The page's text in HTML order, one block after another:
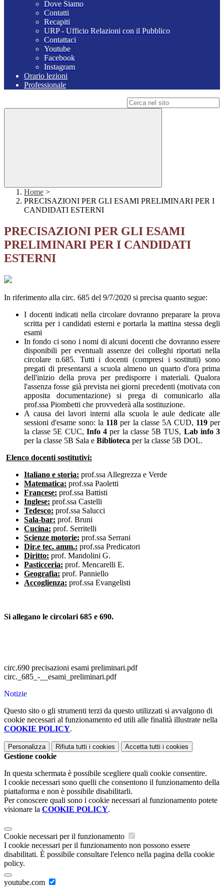
Dove Siamo
Contatti
Recapiti
URP - Ufficio Relazioni con il Pubblico
Contattaci
Youtube
Facebook
Instagram
Orario lezioni
Professionale
Home >
PRECISAZIONI PER GLI ESAMI PRELIMINARI PER I
CANDIDATI ESTERNI
PRECISAZIONI PER GLI ESAMI
PRELIMINARI PER I CANDIDATI
ESTERNI
In riferimento alla circ. 685 del 9/7/2020 si precisa quanto segue:
I docenti indicati nella circolare dovranno preparare la prova
scritta per i candidati esterni e portarla la mattina stessa degli
esami
In fondo ci sono i nomi di alcuni docenti che dovranno essere
disponibili per eventuali assenze dei colleghi riportati nella
circolare n.685. Tutti i docenti (compresi i sostituti) sono
pregati di presentarsi a scuola almeno un quarto d'ora prima
dell'inizio della prova per predisporre i materiali. Qualora
l'assenza fosse già prevista nei giorni precedenti (motivata con
apposita documentazione) si prega di comunicarlo alla
prof.ssa Piombetti che provvederà alla sostituzione.
A causa dei lavori interni alla scuola le aule dedicate alle
sessioni d'esame sono: la 118 per la classe 5A CUD, 119per
la classe 5E CUC, Info 4 per la classe 5B TUS, Lab info 3
per la classe 5B Sala e Biblioteca per la classe 5B DOL.
Elenco docenti sostitutivi:
Italiano e storia: prof.ssa Allegrezza e Verde
Matematica: prof.ssa Paoletti
Francese: prof.ssa Battisti
Inglese: prof.ssa Castelli
Tedesco: prof.ssa Salucci
Sala-bar: prof. Bruni
Cucina: prof. Serritelli
Scienze motorie: prof.ssa Serrani
Dir.e tec. amm.: prof.ssa Predicatori
Diritto: prof. Mandolini G.
Pasticceria: prof. Mencarelli E.
Geografia: prof. Panniello
Accoglienza: prof.ssa Evangelisti
Si allegano le circolari 685 e 690.
circ.690 precisazioni esami preliminari.pdf
circ._685_-__esami_preliminari.pdf
Notizie
Questo sito o gli strumenti terzi da questo utilizzati si avvalgono di
cookie necessari al funzionamento ed utili alle finalità illustrate nella
COOKIE POLICY.
Personalizza Rifiuta tutti i cookies Accetta tutti i cookies
Gestione cookie
In questa schermata è possibile scegliere quali cookie consentire.
I cookie necessari sono quelli che consentono il funzionamento della
piattaforma e non è possibile disabilitarli.
Per conoscere quali sono i cookie necessari al funzionamento potete
visionare la COOKIE POLICY.
Cookie necessari per il funzionamento
I cookie necessari per il funzionamento non possono essere
disabilitati. È possibile consultare l'elenco nella pagina della cookie
policy.
youtube.com